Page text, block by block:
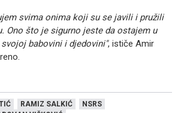
svima onima koji su se javili i pružili
Ono što je sigurno jeste da ostajem u
babovini i djedovini", ističe Amir
RAMIZ SALKIĆ
NSRS